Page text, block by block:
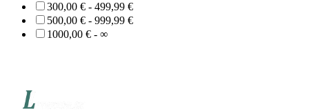
300,00 € - 499,99 €
500,00 € - 999,99 €
1000,00 € - ∞